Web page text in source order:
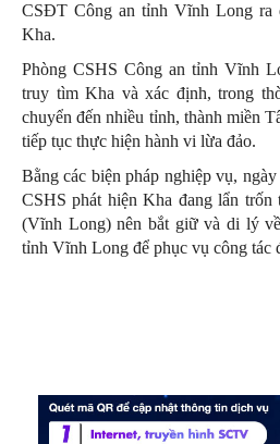
CSĐT Công an tỉnh Vĩnh Long ra
Kha.
Phòng CSHS Công an tỉnh Vĩnh
truy tìm Kha và xác định, trong
chuyển đến nhiều tỉnh, thành miền
tiếp tục thực hiện hành vi lừa đảo.
Bằng các biện pháp nghiệp vụ,
CSHS phát hiện Kha đang lẩn
(Vĩnh Long) nên bắt giữ và di lý
tỉnh Vĩnh Long để phục vụ công tác